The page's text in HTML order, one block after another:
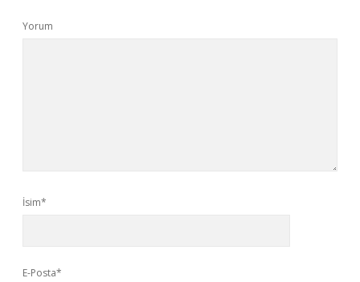
Yorum
İsim*
E-Posta*